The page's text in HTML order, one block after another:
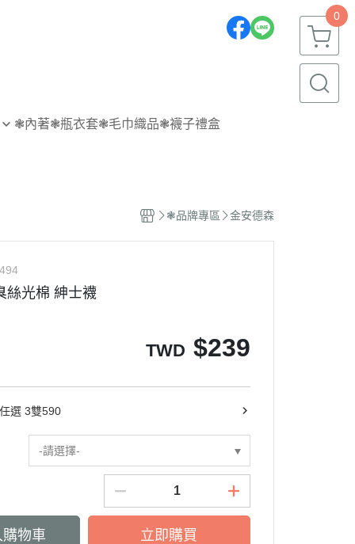
0
❃內著❃瓶衣套❃毛巾織品❃襪子禮盒
❃品牌專區 金安德森
絲光棉 紳士襪
TWD $239
選 3雙590
-請選擇-
物車 立即購買